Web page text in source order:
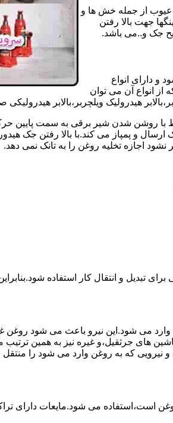
عیوب از جمله خش ها و
جهت بالا رفتن
جک و..می باشد.
و دارای انواع
از انواع آن می توان
هیدرولیک ویلچربر،بالابر
با روشن شدن شیر برقی به سمت پایین
پمپاز می کند.با بالا رفتن جک
اجازه تخلیه روغن را به تانک نمی دهد.
تبدیل و انتقال کار استفاده
می شود.این نیرو باعث می شود روغن غیر
های جرثقیل،و غیره نیز به همین
نیرویی که به روغن وارد می شود را
است،استفاده می شود.مایعات دارای